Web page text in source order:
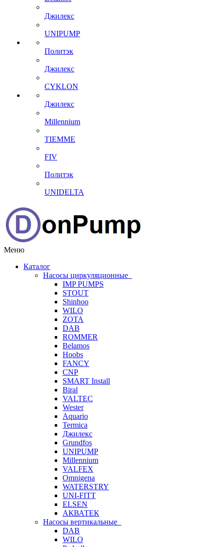
Джилекс
UNIPUMP
Политэк
Джилекс
CYKLON
Джилекс
Millennium
TIEMME
FIV
Политэк
UNIDELTA
Меню
Каталог
Насосы циркуляционные
IMP PUMPS
STOUT
Shinhoo
WILO
ZOTA
DAB
ROMMER
Belamos
Hoobs
FANCY
CNP
SMART Install
Biral
VALTEC
Wester
Aquario
Termica
Джилекс
Grundfos
UNIPUMP
Millennium
VALFEX
Omnigena
WATERSTRY
UNI-FITT
ELSEN
АКВАТЕК
Насосы вертикальные
DAB
WILO